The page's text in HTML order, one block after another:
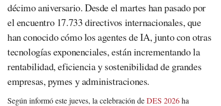
décimo aniversario. Desde el martes han pasado por
el encuentro 17.733 directivos internacionales, que
han conocido cómo los agentes de IA, junto con otras
tecnologías exponenciales, están incrementando la
rentabilidad, eficiencia y sostenibilidad de grandes
empresas, pymes y administraciones.
Según informó este jueves, la celebración deDES 2026ha